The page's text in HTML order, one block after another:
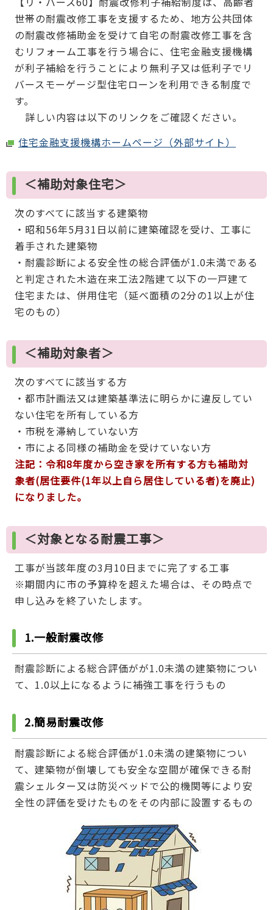
世帯の耐震改修工事を支援するため、地方公共団体
の耐震改修補助金を受けて自宅の耐震改修工事を含
むリフォーム工事を行う場合に、住宅金融支援機構
が利子補給を行うことにより無利子又は低利子でリ
バースモーゲージ型住宅ローンを利用できる制度で
す。
詳しい内容は以下のリンクをご確認ください。
住宅金融支援機構ホームページ（外部サイト）
＜補助対象住宅＞
次のすべてに該当する建築物
・昭和56年5月31日以前に建築確認を受け、工事に
着手された建築物
・耐震診断による安全性の総合評価が1.0未満である
と判定された木造在来工法2階建て以下の一戸建て
住宅または、併用住宅（延べ面積の2分の1以上が住
宅のもの）
＜補助対象者＞
次のすべてに該当する方
・都市計画法又は建築基準法に明らかに違反してい
ない住宅を所有している方
・市税を滞納していない方
・市による同様の補助金を受けていない方
注記：令和8年度から空き家を所有する方も補助対
象者(居住要件(1年以上自ら居住している者)を廃止)
になりました。
＜対象となる耐震工事＞
工事が当該年度の3月10日までに完了する工事
※期間内に市の予算枠を超えた場合は、その時点で
申し込みを終了いたします。
1.一般耐震改修
耐震診断による総合評価がが1.0未満の建築物につい
て、1.0以上になるように補強工事を行うもの
2.簡易耐震改修
耐震診断による総合評価が1.0未満の建築物につい
て、建築物が倒壊しても安全な空間が確保できる耐
震シェルター又は防災ベッドで公的機関等により安
全性の評価を受けたものをその内部に設置するもの